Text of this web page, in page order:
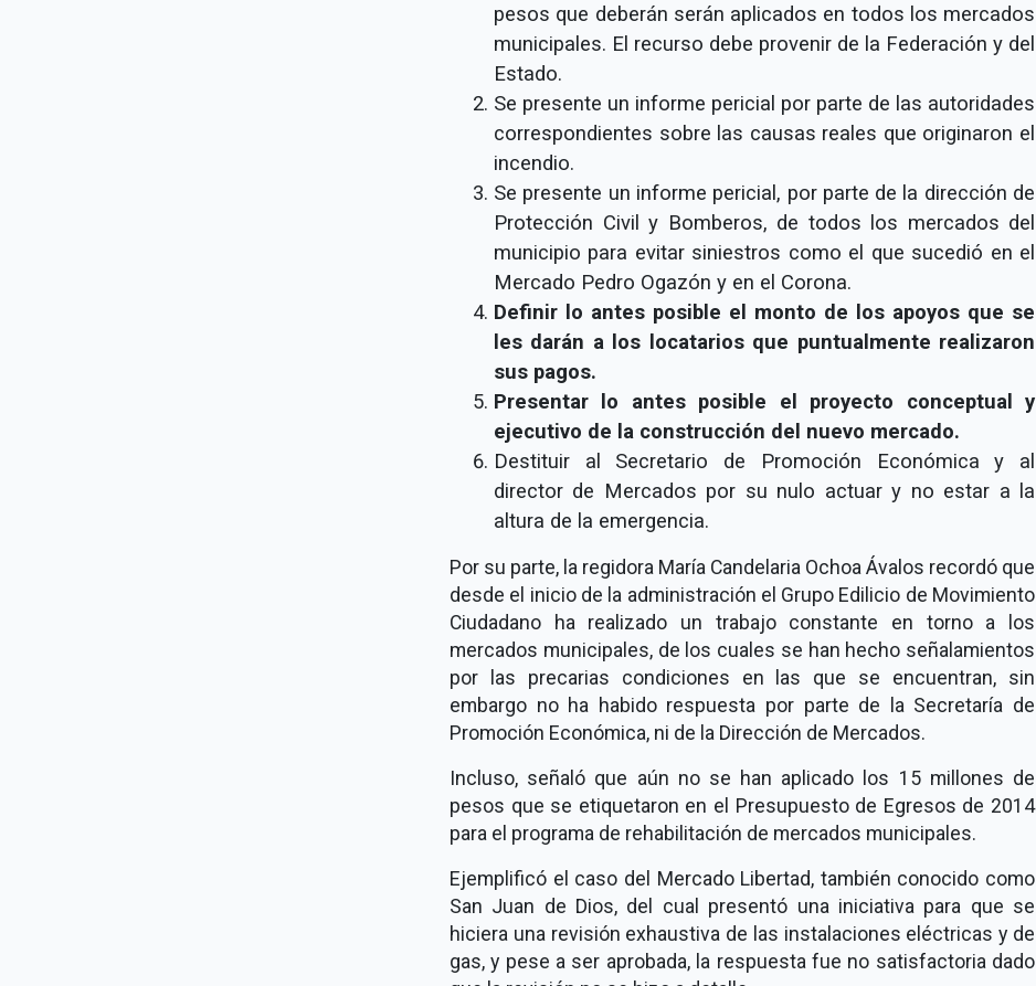
pesos que deberán serán aplicados en todos los mercados
municipales. El recurso debe provenir de la Federación y del
Estado.
Se presente un informe pericial por parte de las autoridades
correspondientes sobre las causas reales que originaron el
incendio.
Se presente un informe pericial, por parte de la dirección de
Protección Civil y Bomberos, de todos los mercados del
municipio para evitar siniestros como el que sucedió en el
Mercado Pedro Ogazón y en el Corona.
Definir lo antes posible el monto de los apoyos que se
les darán a los locatarios que puntualmente realizaron
sus pagos.
Presentar lo antes posible el proyecto conceptual y
ejecutivo de la construcción del nuevo mercado.
Destituir al Secretario de Promoción Económica y al
director de Mercados por su nulo actuar y no estar a la
altura de la emergencia.
Por su parte, la regidora María Candelaria Ochoa Ávalos recordó que
desde el inicio de la administración el Grupo Edilicio de Movimiento
Ciudadano ha realizado un trabajo constante en torno a los
mercados municipales, de los cuales se han hecho señalamientos
por las precarias condiciones en las que se encuentran, sin
embargo no ha habido respuesta por parte de la Secretaría de
Promoción Económica, ni de la Dirección de Mercados.
Incluso, señaló que aún no se han aplicado los 15 millones de
pesos que se etiquetaron en el Presupuesto de Egresos de 2014
para el programa de rehabilitación de mercados municipales.
Ejemplificó el caso del Mercado Libertad, también conocido como
San Juan de Dios, del cual presentó una iniciativa para que se
hiciera una revisión exhaustiva de las instalaciones eléctricas y de
gas, y pese a ser aprobada, la respuesta fue no satisfactoria dado